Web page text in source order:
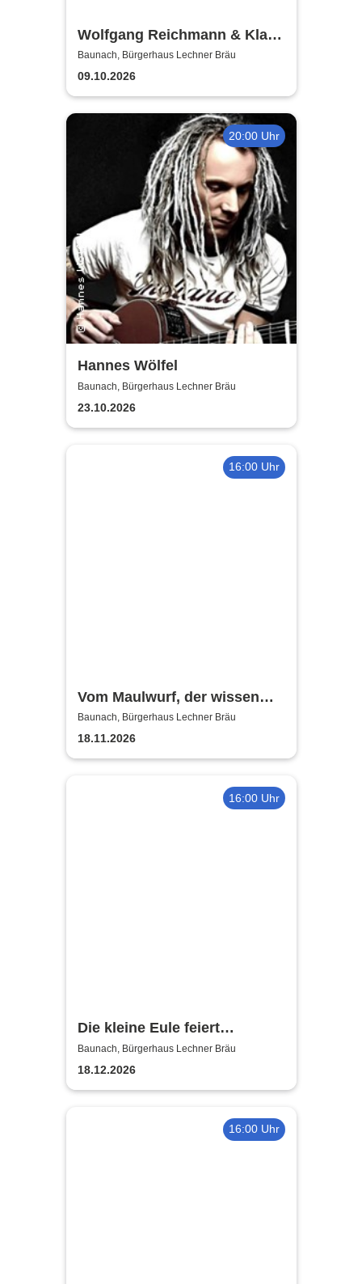
Wolfgang Reichmann & Klaus
Karl-Kraus - Mundart-Abend
Baunach, Bürgerhaus Lechner Bräu
09.10.2026
20:00 Uhr
Hannes Wölfel
Baunach, Bürgerhaus Lechner Bräu
23.10.2026
16:00 Uhr
Vom Maulwurf, der wissen
wollte .... - Chapeau Claque
Bamberg
Baunach, Bürgerhaus Lechner Bräu
18.11.2026
16:00 Uhr
Die kleine Eule feiert
Weihnachten - Puppentheater
Baunach, Bürgerhaus Lechner Bräu
18.12.2026
16:00 Uhr